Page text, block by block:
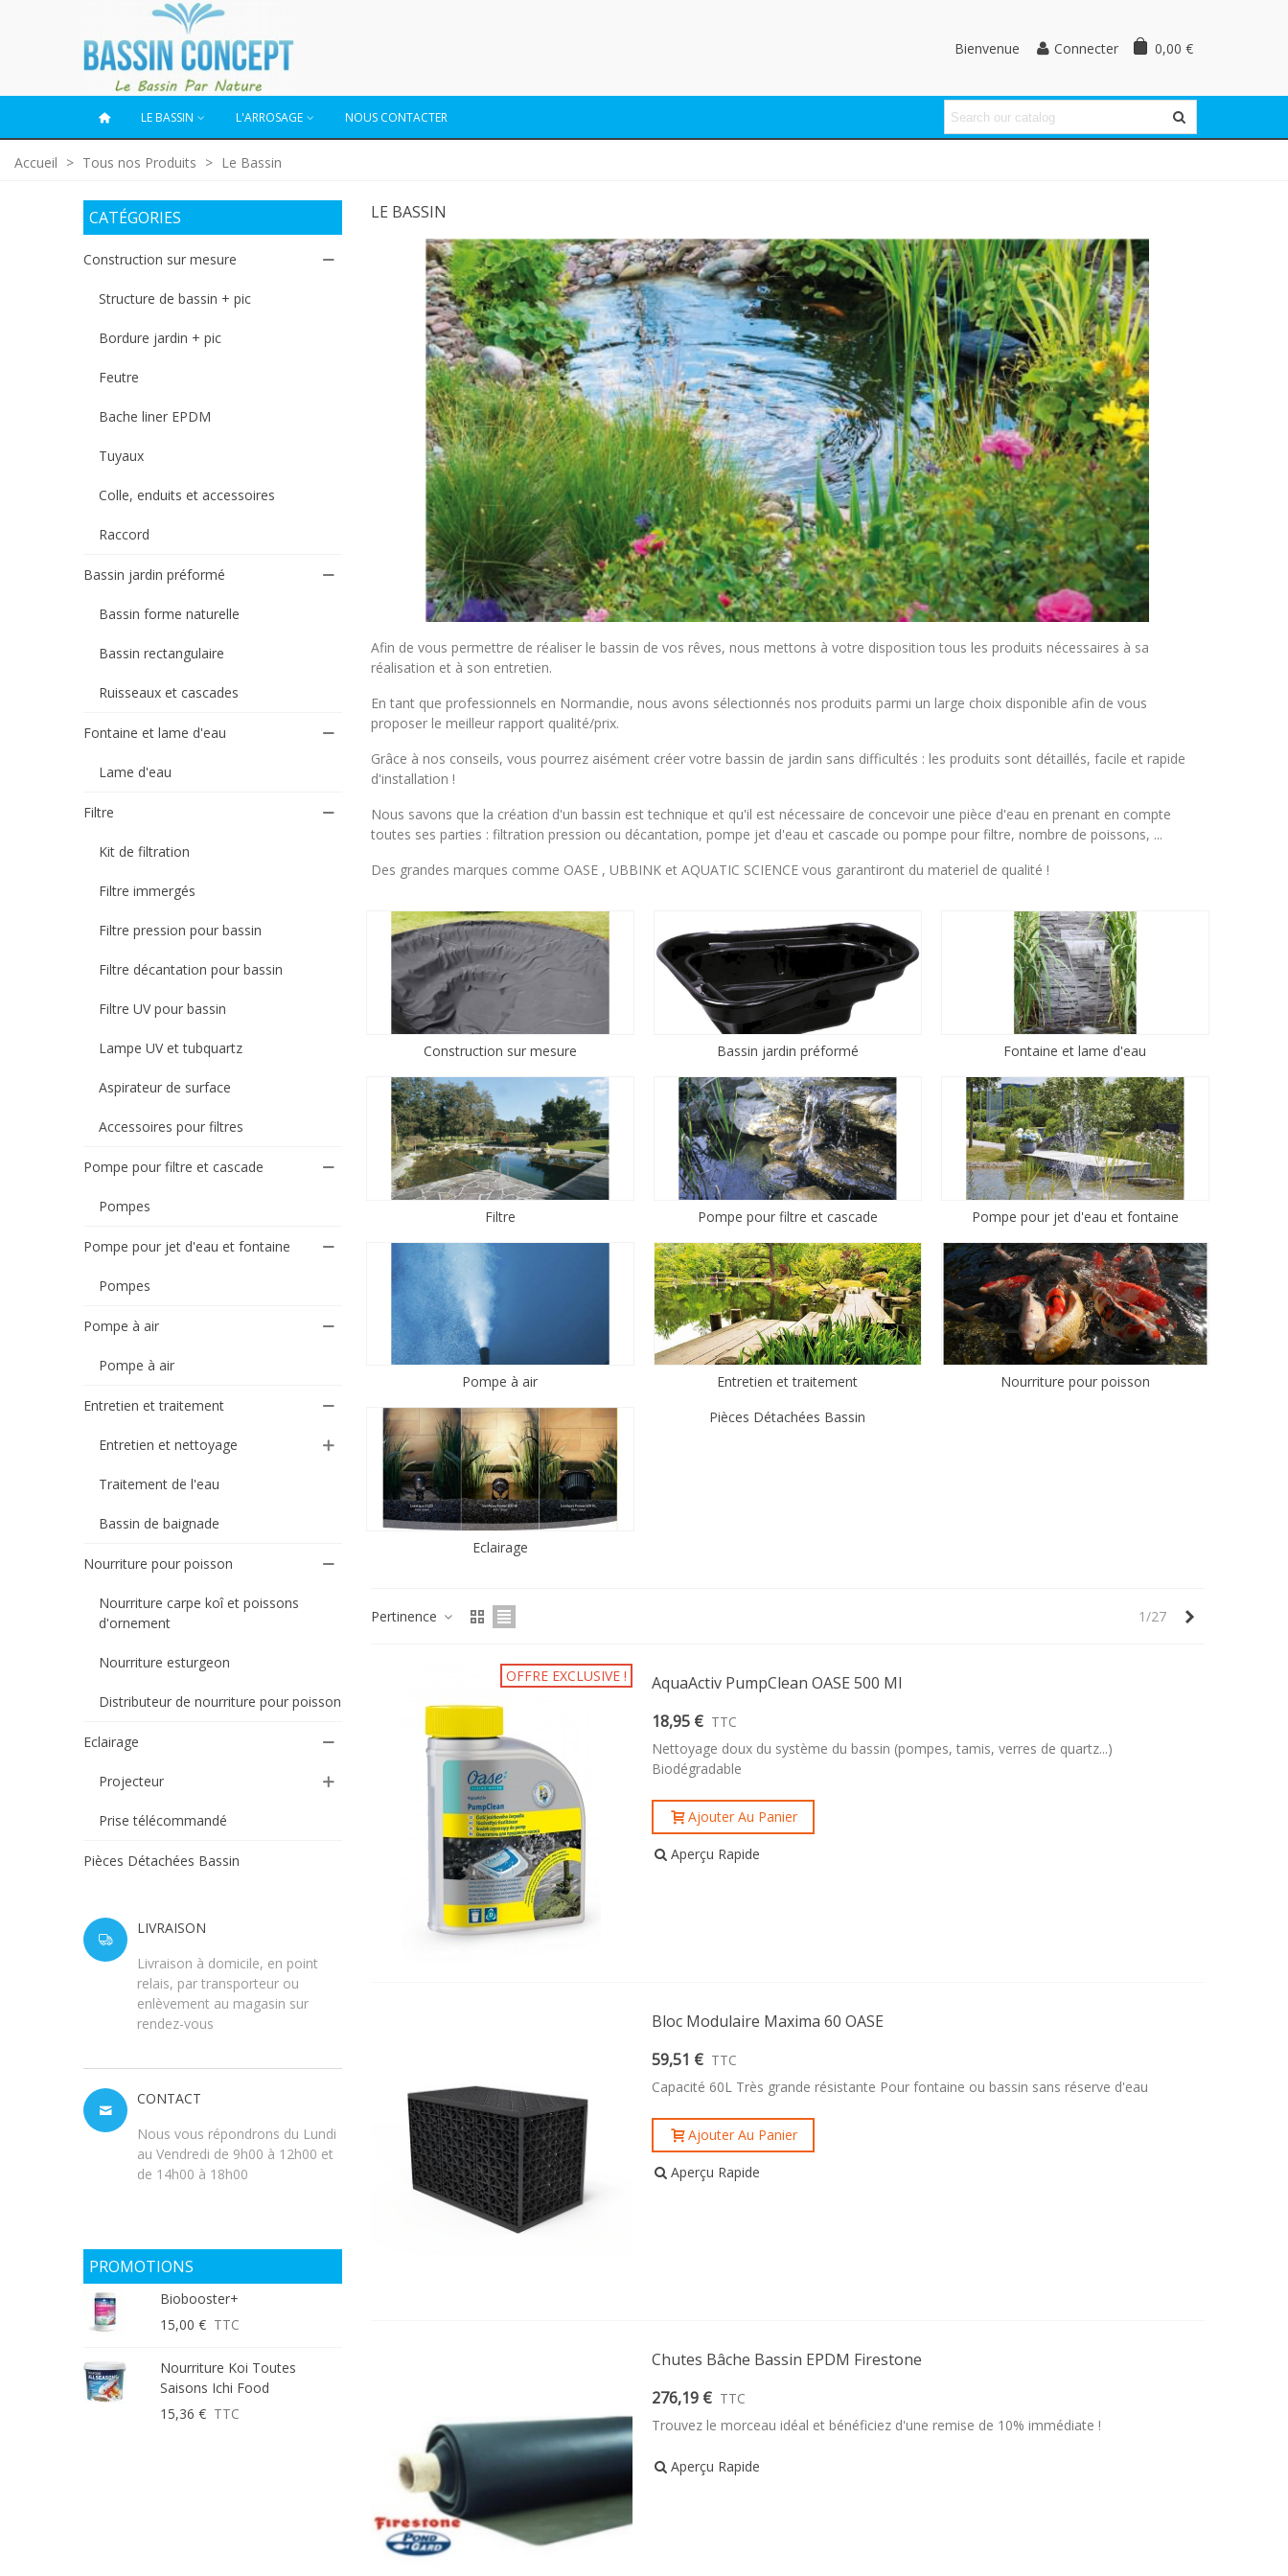
Bienvenue Connecter 0,00 €
LE BASSIN L'ARROSAGE NOUS CONTACTER
Accueil > Tous nos Produits > Le Bassin
CATÉGORIES
Construction sur mesure
Structure de bassin + pic
Bordure jardin + pic
Feutre
Bache liner EPDM
Tuyaux
Colle, enduits et accessoires
Raccord
Bassin jardin préformé
Bassin forme naturelle
Bassin rectangulaire
Ruisseaux et cascades
Fontaine et lame d'eau
Lame d'eau
Filtre
Kit de filtration
Filtre immergés
Filtre pression pour bassin
Filtre décantation pour bassin
Filtre UV pour bassin
Lampe UV et tubquartz
Aspirateur de surface
Accessoires pour filtres
Pompe pour filtre et cascade
Pompes
Pompe pour jet d'eau et fontaine
Pompes
Pompe à air
Pompe à air
Entretien et traitement
Entretien et nettoyage
Traitement de l'eau
Bassin de baignade
Nourriture pour poisson
Nourriture carpe koî et poissons
d'ornement
Nourriture esturgeon
Distributeur de nourriture pour poisson
Eclairage
Projecteur
Prise télécommandé
Pièces Détachées Bassin
LIVRAISON
Livraison à domicile, en point
relais, par transporteur ou
enlèvement au magasin sur
rendez-vous
CONTACT
Nous vous répondrons du Lundi
au Vendredi de 9h00 à 12h00 et
de 14h00 à 18h00
PROMOTIONS
Biobooster+
15,00 € TTC
Nourriture Koi Toutes
Saisons Ichi Food
15,36 € TTC
LE BASSIN
Afin de vous permettre de réaliser le bassin de vos rêves, nous mettons à votre disposition tous les produits nécessaires à sa
réalisation et à son entretien.
En tant que professionnels en Normandie, nous avons sélectionnés nos produits parmi un large choix disponible afin de vous
proposer le meilleur rapport qualité/prix.
Grâce à nos conseils, vous pourrez aisément créer votre bassin de jardin sans difficultés : les produits sont détaillés, facile et rapide
d'installation !
Nous savons que la création d'un bassin est technique et qu'il est nécessaire de concevoir une pièce d'eau en prenant en compte
toutes ses parties : filtration pression ou décantation, pompe jet d'eau et cascade ou pompe pour filtre, nombre de poissons, ...
Des grandes marques comme OASE , UBBINK et AQUATIC SCIENCE vous garantiront du materiel de qualité !
Construction sur mesure Bassin jardin préformé Fontaine et lame d'eau
Filtre Pompe pour filtre et cascade Pompe pour jet d'eau et fontaine
Pompe à air Entretien et traitement Nourriture pour poisson
Eclairage
Pièces Détachées Bassin
Pertinence 1/27
OFFRE EXCLUSIVE !
AquaActiv PumpClean OASE 500 Ml
18,95 € TTC
Nettoyage doux du système du bassin (pompes, tamis, verres de quartz...)
Biodégradable
Ajouter Au Panier
Aperçu Rapide
Bloc Modulaire Maxima 60 OASE
59,51 € TTC
Capacité 60L Très grande résistante Pour fontaine ou bassin sans réserve d'eau
Ajouter Au Panier
Aperçu Rapide
Chutes Bâche Bassin EPDM Firestone
276,19 € TTC
Trouvez le morceau idéal et bénéficiez d'une remise de 10% immédiate !
Aperçu Rapide